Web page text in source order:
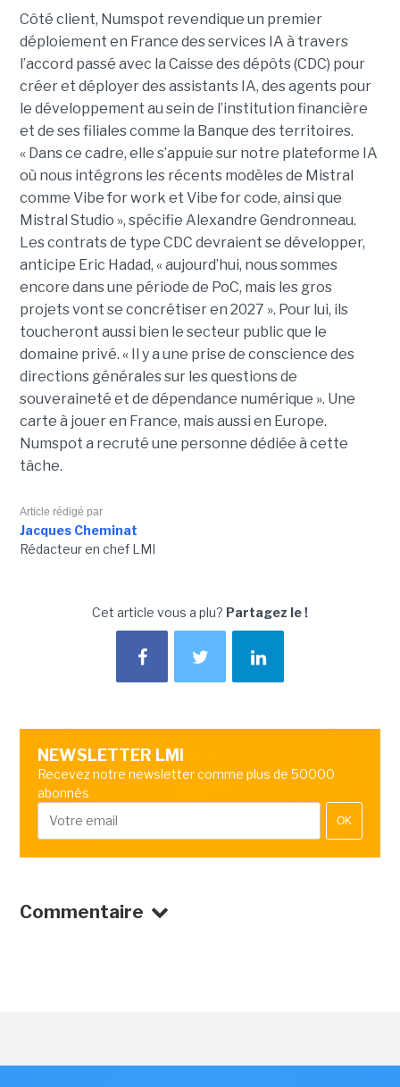
Côté client, Numspot revendique un premier
déploiement en France des services IA à travers
l’accord passé avec la Caisse des dépôts (CDC) pour
créer et déployer des assistants IA, des agents pour
le développement au sein de l’institution financière
et de ses filiales comme la Banque des territoires.
« Dans ce cadre, elle s’appuie sur notre plateforme IA
où nous intégrons les récents modèles de Mistral
comme Vibe for work et Vibe for code, ainsi que
Mistral Studio », spécifie Alexandre Gendronneau.
Les contrats de type CDC devraient se développer,
anticipe Eric Hadad, « aujourd’hui, nous sommes
encore dans une période de PoC, mais les gros
projets vont se concrétiser en 2027 ». Pour lui, ils
toucheront aussi bien le secteur public que le
domaine privé. « Il y a une prise de conscience des
directions générales sur les questions de
souveraineté et de dépendance numérique ». Une
carte à jouer en France, mais aussi en Europe.
Numspot a recruté une personne dédiée à cette
tâche.
Article rédigé par
Jacques Cheminat
Rédacteur en chef LMI
Cet article vous a plu? Partagez le !
NEWSLETTER LMI
Recevez notre newsletter comme plus de 50000
abonnés
OK
Commentaire